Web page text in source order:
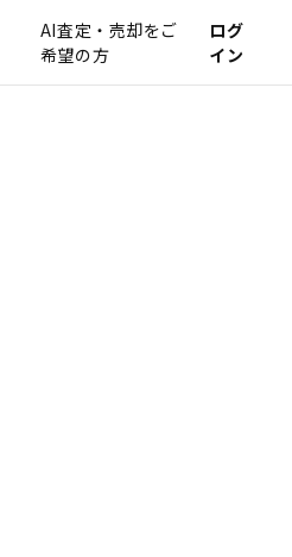
AI査定・売却をご
希望の方
ログ
イン